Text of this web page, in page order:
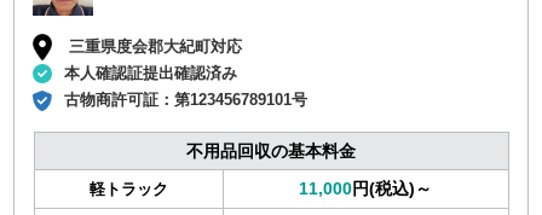
三重県度会郡大紀町対応
本人確認証提出確認済み
古物商許可証：第123456789101号
不用品回収の基本料金
軽トラック 11,000円(税込)～